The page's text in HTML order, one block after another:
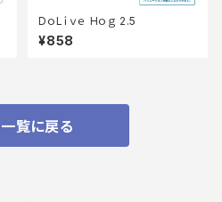
DｏLｉｖｅ Hｏｇ 2.5
¥858
覧に戻る